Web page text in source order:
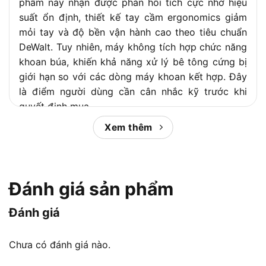
suất ổn định, thiết kế tay cầm ergonomics giảm
mỏi tay và độ bền vận hành cao theo tiêu chuẩn
DeWalt. Tuy nhiên, máy không tích hợp chức năng
khoan búa, khiến khả năng xử lý bê tông cứng bị
giới hạn so với các dòng máy khoan kết hợp. Đây
là điểm người dùng cần cân nhắc kỹ trước khi
quyết định mua.
So với các đối thủ cùng phân khúc như Bosch GSB
sinh thái phụ kiện phong phú và chất lượng linh
kiện bền bỉ. Bài viết dưới đâyChợ Tiêu Dùng
phân tích toàn diện thông số kỹ thuật, tính năng
thực tế và bảng so sánh chi tiết để giúp bạn đưa
Xem thêm
Đánh giá sản phẩm
Đánh giá
Chưa có đánh giá nào.